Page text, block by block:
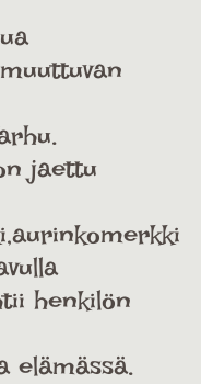
jaettu
henkilön
elämässä.